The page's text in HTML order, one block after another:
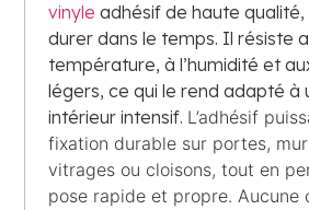
vinyle adhésif de haute
durer dans le temps. Il résiste
température, à l’humidité et
légers, ce qui le rend adapté à
intérieur intensif. L’adhésif
fixation durable sur portes,
vitrages ou cloisons, tout en
pose rapide et propre. Aucune